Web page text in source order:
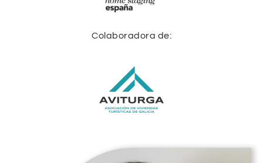
Colaboradora de: